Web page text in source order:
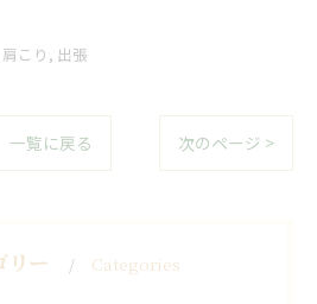
肩こり 出張
一覧に戻る 次のページ >
リー Categories